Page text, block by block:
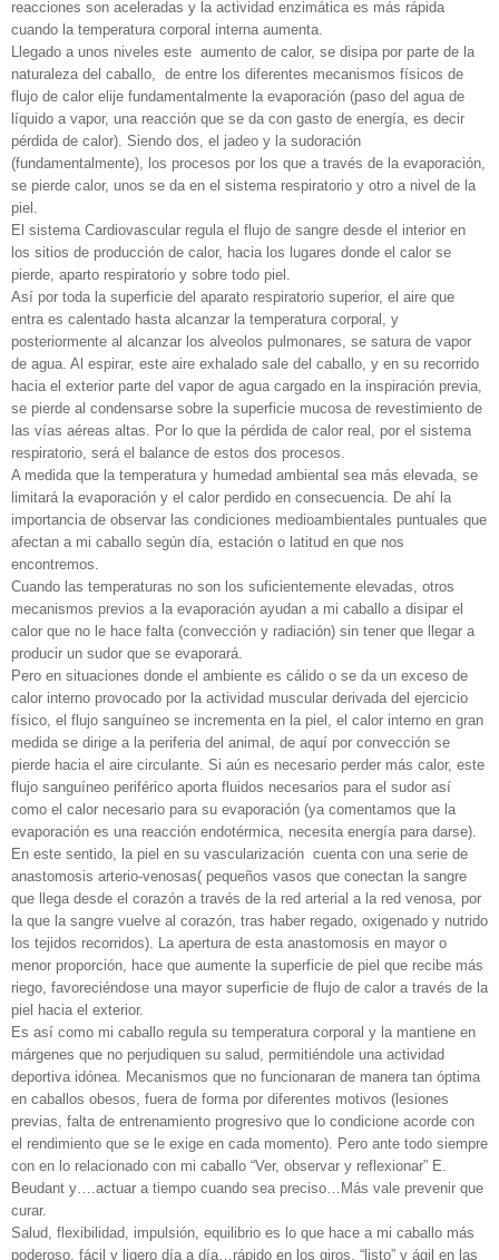
reacciones son aceleradas y la actividad enzimática es más rápida
cuando la temperatura corporal interna aumenta.
Llegado a unos niveles este aumento de calor, se disipa por parte de la
naturaleza del caballo, de entre los diferentes mecanismos físicos de
flujo de calor elije fundamentalmente la evaporación (paso del agua de
líquido a vapor, una reacción que se da con gasto de energía, es decir
pérdida de calor). Siendo dos, el jadeo y la sudoración
(fundamentalmente), los procesos por los que a través de la evaporación,
se pierde calor, unos se da en el sistema respiratorio y otro a nivel de la
piel.
El sistema Cardiovascular regula el flujo de sangre desde el interior en
los sitios de producción de calor, hacia los lugares donde el calor se
pierde, aparto respiratorio y sobre todo piel.
Así por toda la superficie del aparato respiratorio superior, el aire que
entra es calentado hasta alcanzar la temperatura corporal, y
posteriormente al alcanzar los alveolos pulmonares, se satura de vapor
de agua. Al espirar, este aire exhalado sale del caballo, y en su recorrido
hacia el exterior parte del vapor de agua cargado en la inspiración previa,
se pierde al condensarse sobre la superficie mucosa de revestimiento de
las vías aéreas altas. Por lo que la pérdida de calor real, por el sistema
respiratorio, será el balance de estos dos procesos.
A medida que la temperatura y humedad ambiental sea más elevada, se
limitará la evaporación y el calor perdido en consecuencia. De ahí la
importancia de observar las condiciones medioambientales puntuales que
afectan a mi caballo según día, estación o latitud en que nos
encontremos.
Cuando las temperaturas no son los suficientemente elevadas, otros
mecanismos previos a la evaporación ayudan a mi caballo a disipar el
calor que no le hace falta (convección y radiación) sin tener que llegar a
producir un sudor que se evaporará.
Pero en situaciones donde el ambiente es cálido o se da un exceso de
calor interno provocado por la actividad muscular derivada del ejercicio
físico, el flujo sanguíneo se incrementa en la piel, el calor interno en gran
medida se dirige a la periferia del animal, de aquí por convección se
pierde hacia el aire circulante. Si aún es necesario perder más calor, este
flujo sanguíneo periférico aporta fluidos necesarios para el sudor así
como el calor necesario para su evaporación (ya comentamos que la
evaporación es una reacción endotérmica, necesita energía para darse).
En este sentido, la piel en su vascularización cuenta con una serie de
anastomosis arterio-venosas( pequeños vasos que conectan la sangre
que llega desde el corazón a través de la red arterial a la red venosa, por
la que la sangre vuelve al corazón, tras haber regado, oxigenado y nutrido
los tejidos recorridos). La apertura de esta anastomosis en mayor o
menor proporción, hace que aumente la superficie de piel que recibe más
riego, favoreciéndose una mayor superficie de flujo de calor a través de la
piel hacia el exterior.
Es así como mi caballo regula su temperatura corporal y la mantiene en
márgenes que no perjudiquen su salud, permitiéndole una actividad
deportiva idónea. Mecanismos que no funcionaran de manera tan óptima
en caballos obesos, fuera de forma por diferentes motivos (lesiones
previas, falta de entrenamiento progresivo que lo condicione acorde con
el rendimiento que se le exige en cada momento). Pero ante todo siempre
con en lo relacionado con mi caballo “Ver, observar y reflexionar” E.
Beudant y….actuar a tiempo cuando sea preciso…Más vale prevenir que
curar.
Salud, flexibilidad, impulsión, equilibrio es lo que hace a mi caballo más
poderoso, fácil y ligero día a día…rápido en los giros, “listo” y ágil en las